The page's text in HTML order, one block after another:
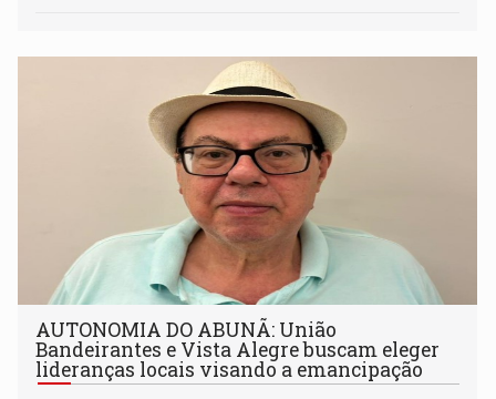
AUTONOMIA DO ABUNÃ: União
Bandeirantes e Vista Alegre buscam eleger
lideranças locais visando a emancipação